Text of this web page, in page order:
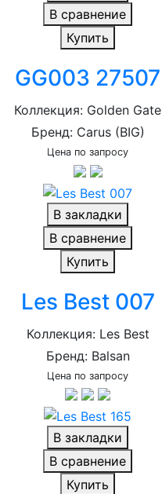
В сравнение
Купить
GG003 27507
Коллекция: Golden Gate
Бренд: Carus (BIG)
Цена по запросу
В закладки
В сравнение
Купить
Les Best 007
Коллекция: Les Best
Бренд: Balsan
Цена по запросу
В закладки
В сравнение
Купить